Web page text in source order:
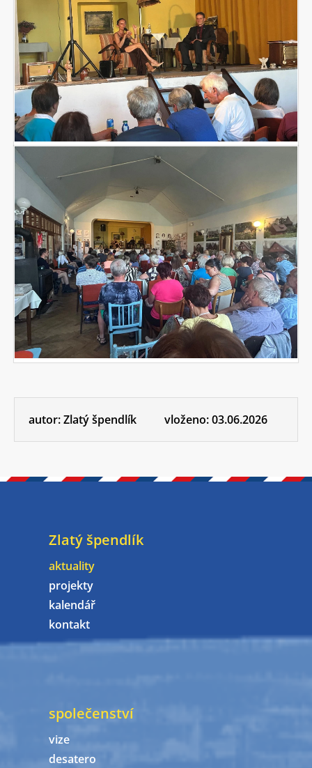
autor:Zlatý špendlík vloženo:03.06.2026
Zlatý špendlík
aktuality
projekty
kalendář
kontakt
společenství
vize
desatero